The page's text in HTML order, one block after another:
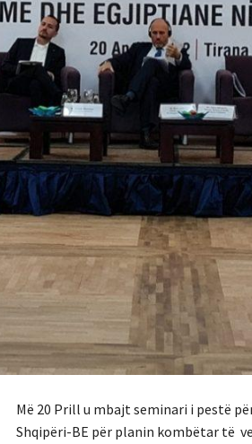
Më 20 Prill u mbajt seminari i pestë
Shqipëri-BE për planin kombëtar të